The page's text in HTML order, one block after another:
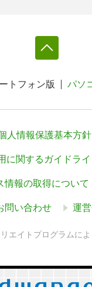
トフォン版 パソ
人情報保護基本方針
に関するガイドライ
情報の取得について
問い合わせ 運
エイトプログラムに